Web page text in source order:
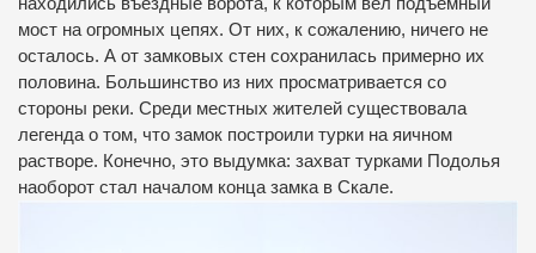
находились въездные ворота, к которым вел подъемный
мост на огромных цепях. От них, к сожалению, ничего не
осталось. А от замковых стен сохранилась примерно их
половина. Большинство из них просматривается со
стороны реки. Среди местных жителей существовала
легенда о том, что замок построили турки на яичном
растворе. Конечно, это выдумка: захват турками Подолья
наоборот стал началом конца замка в Скале.